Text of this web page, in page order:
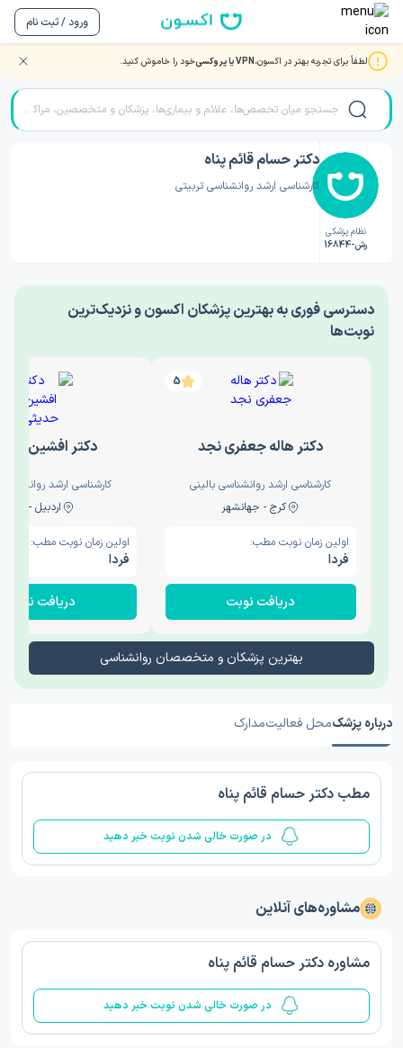
ورود / ثبت نام
لطفاً برای تجربه بهتر در اکسون،VPN یا پروکسی خود را خاموش کنید. صفحه اصلی/دکتر روانشناسی/دکتر حسام قائم پناه
نظام پزشکی
رش-16844
دکتر حسام قائم پناه
کارشناسی ارشد روانشناسی تربیتی
‎دسترسی فوری به بهترین پزشکان اکسون و نزدیک‌ترین
نوبت‌ها
5
دکتر هاله جعفری نجد
کارشناسی ارشد روانشناسی بالینی
کرج - جهانشهر
اولین زمان نوبت مطب:
فردا
دریافت نوبت
دکتر افشین
کارشناسی ارشد
اردبیل - والی
اولین زمان نوبت مطب:
فردا
دریافت نوبت
بهترین پزشکان و متخصصان روانشناسی
درباره پزشکمحل فعالیتمدارک
مطب دکتر حسام قائم پناه
در صورت خالی شدن نوبت خبر دهید
مشاوره‌های آنلاین
مشاوره دکتر حسام قائم پناه
در صورت خالی شدن نوبت خبر دهید